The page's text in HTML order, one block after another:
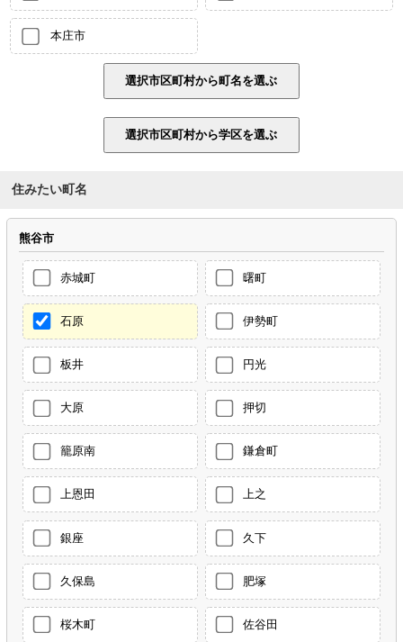
本庄市
住みたい町名
熊谷市
赤城町 曙町
石原 伊勢町
板井 円光
大原 押切
籠原南 鎌倉町
上恩田 上之
銀座 久下
久保島 肥塚
桜木町 佐谷田